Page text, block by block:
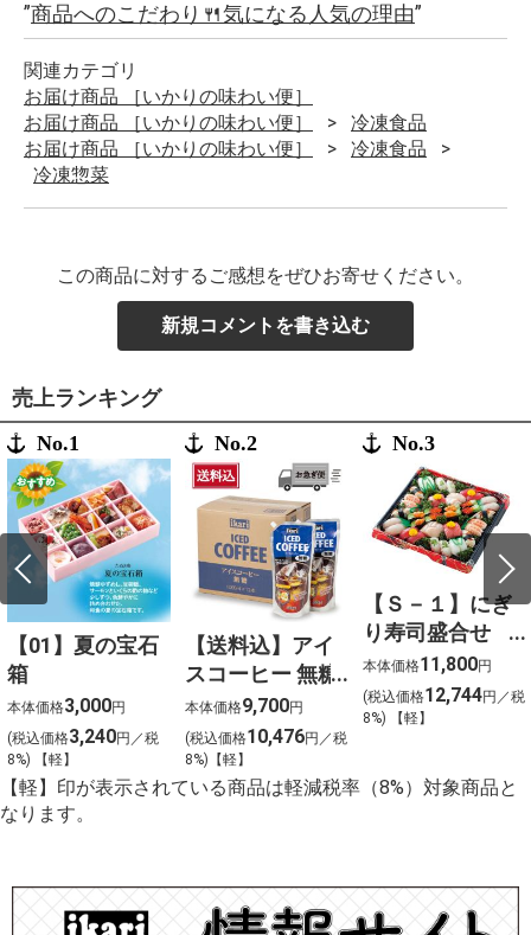
”商品へのこだわり🍴気になる人気の理由”
関連カテゴリ
お届け商品 ［いかりの味わい便］
お届け商品 ［いかりの味わい便］
冷凍食品
お届け商品 ［いかりの味わい便］
冷凍食品
冷凍惣菜
この商品に対するご感想をぜひお寄せください。
新規コメントを書き込む
売上ランキング
No.1
【01】夏の宝石
箱
本体価格3,000円
(税込価格3,240円／税
8%) 【軽】
No.2
【送料込】アイ
スコーヒー 無糖
〈ケース販売〉
本体価格9,700円
(税込価格10,476円／税
8%)【軽】
No.3
【Ｓ－１】にぎ
り寿司盛合せ
（上）〈４人
前〉
本体価格11,800円
(税込価格12,744円／税
8%) 【軽】
【軽】印が表示されている商品は軽減税率（8%）対象商品と
なります。